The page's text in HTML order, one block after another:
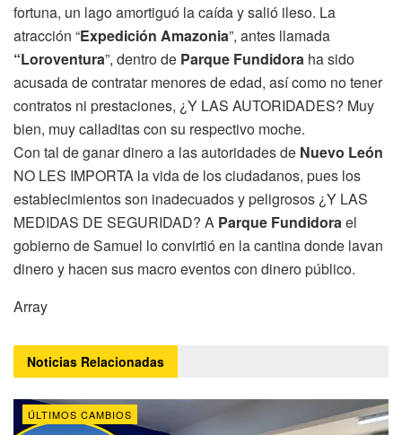
fortuna, un lago amortiguó la caída y salió ileso. La
atracción “Expedición Amazonia”, antes llamada
“Loroventura”, dentro de Parque Fundidora ha sido
acusada de contratar menores de edad, así como no tener
contratos ni prestaciones, ¿Y LAS AUTORIDADES? Muy
bien, muy calladitas con su respectivo moche.
Con tal de ganar dinero a las autoridades de Nuevo León
NO LES IMPORTA la vida de los ciudadanos, pues los
establecimientos son inadecuados y peligrosos ¿Y LAS
MEDIDAS DE SEGURIDAD? A Parque Fundidorael
gobierno de Samuel lo convirtió en la cantina donde lavan
dinero y hacen sus macro eventos con dinero público.
Array
Noticias Relacionadas
ÚLTIMOS CAMBIOS